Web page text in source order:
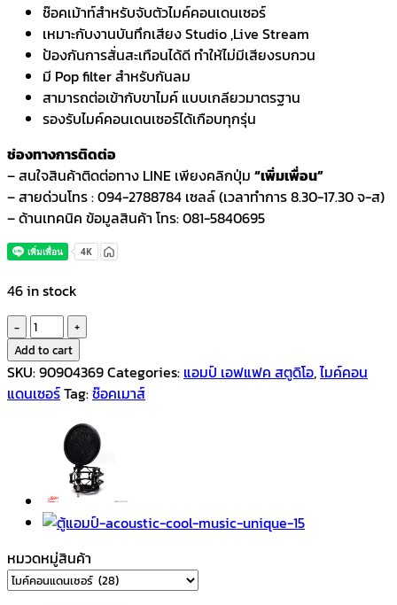
ช๊อคเม้าท์สำหรับจับตัวไมค์คอนเดนเซอร์
เหมาะกับงานบันทึกเสียง Studio ,Live Stream
ป้องกันการสั่นสะเทือนได้ดี ทำให้ไม่มีเสียงรบกวน
มี Pop filter สำหรับกันลม
สามารถต่อเข้ากับขาไมค์ แบบเกลียวมาตรฐาน
รองรับไมค์คอนเดนเซอร์ได้เกือบทุกรุ่น
ช่องทางการติดต่อ
– สนใจสินค้าติดต่อทาง LINE เพียงคลิกปุ่ม “เพิ่มเพื่อน”
– สายด่วนโทร : 094-2788784 เซลล์ (เวลาทำการ 8.30-17.30 จ-ส)
– ด้านเทคนิค ข้อมูลสินค้า โทร: 081-5840695
46 in stock
Fortis
ช็อค
เมา
ท์
ไมค์
กัน
สำหรับ
ไมค์
Add to cart
SKU:90904369Categories: แอมป์ เอฟแฟค สตูดิโอ,ไมค์คอน
แดนเซอร์Tag:ช๊อคเมาส์
หมวดหมู่สินค้า